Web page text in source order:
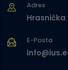
Adres
Hrasnička
E-Posta